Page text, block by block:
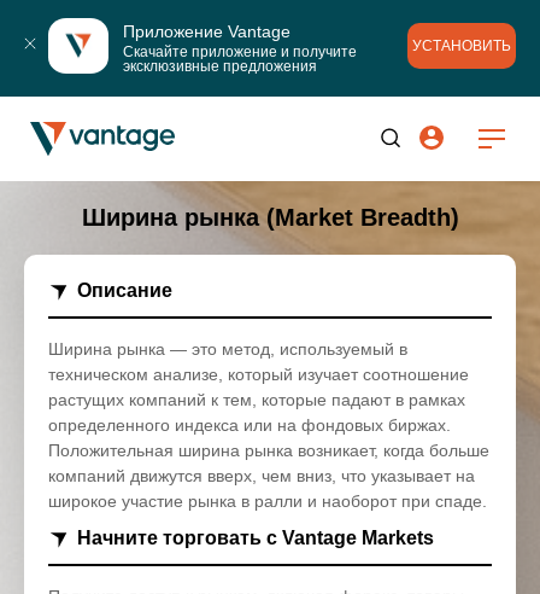
Приложение Vantage
Скачайте приложение и получите
эксклюзивные предложения
УСТАНОВИТЬ
Ширина рынка (Market Breadth)
Описание
Ширина рынка — это метод, используемый в
техническом анализе, который изучает соотношение
растущих компаний к тем, которые падают в рамках
определенного индекса или на фондовых биржах.
Положительная ширина рынка возникает, когда больше
компаний движутся вверх, чем вниз, что указывает на
широкое участие рынка в ралли и наоборот при спаде.
Начните торговать с Vantage Markets